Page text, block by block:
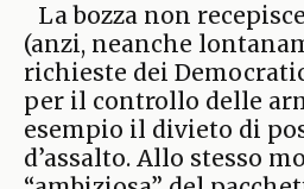
La bozza non
(anzi, neanche
richieste dei
per il controllo delle
esempio il divieto di
d’assalto. Allo stesso